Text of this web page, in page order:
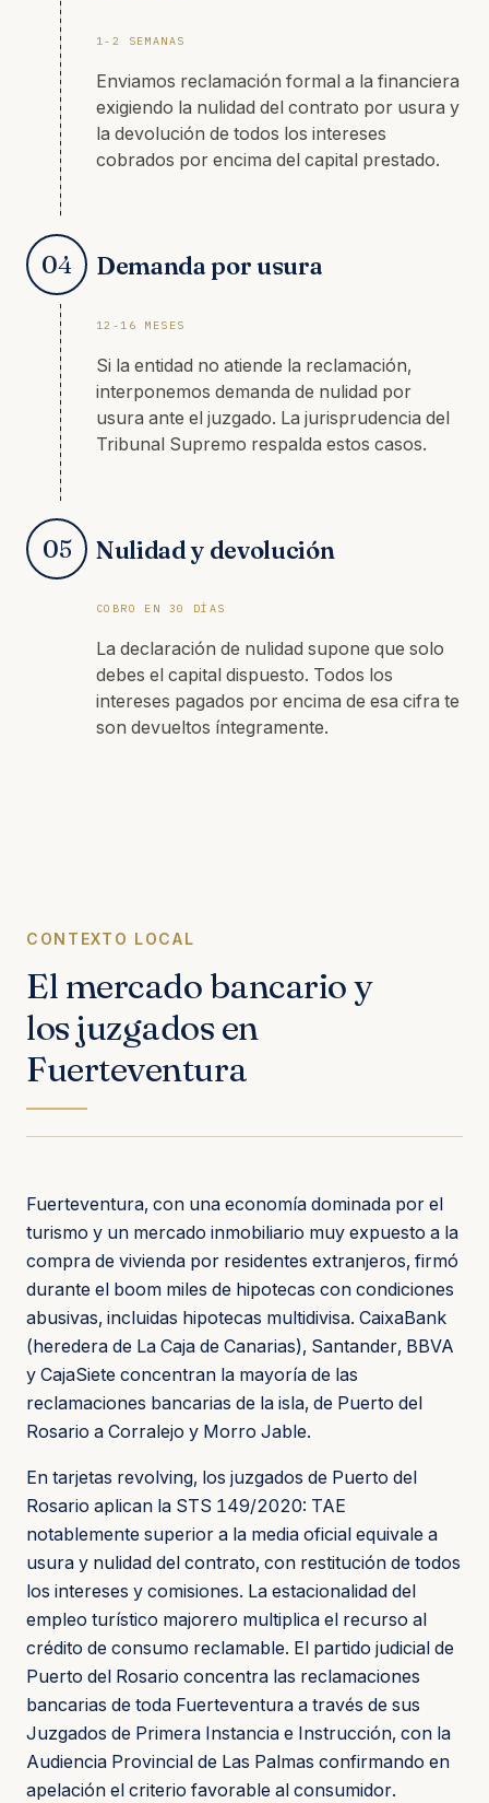
1-2 SEMANAS
Enviamos reclamación formal a la financiera
exigiendo la nulidad del contrato por usura y
la devolución de todos los intereses
cobrados por encima del capital prestado.
04 Demanda por usura
12-16 MESES
Si la entidad no atiende la reclamación,
interponemos demanda de nulidad por
usura ante el juzgado. La jurisprudencia del
Tribunal Supremo respalda estos casos.
05 Nulidad y devolución
COBRO EN 30 DÍAS
La declaración de nulidad supone que solo
debes el capital dispuesto. Todos los
intereses pagados por encima de esa cifra te
son devueltos íntegramente.
CONTEXTO LOCAL
El mercado bancario y
los juzgados en
Fuerteventura
Fuerteventura, con una economía dominada por el
turismo y un mercado inmobiliario muy expuesto a la
compra de vivienda por residentes extranjeros, firmó
durante el boom miles de hipotecas con condiciones
abusivas, incluidas hipotecas multidivisa. CaixaBank
(heredera de La Caja de Canarias), Santander, BBVA
y CajaSiete concentran la mayoría de las
reclamaciones bancarias de la isla, de Puerto del
Rosario a Corralejo y Morro Jable.
En tarjetas revolving, los juzgados de Puerto del
Rosario aplican la STS 149/2020: TAE
notablemente superior a la media oficial equivale a
usura y nulidad del contrato, con restitución de todos
los intereses y comisiones. La estacionalidad del
empleo turístico majorero multiplica el recurso al
crédito de consumo reclamable. El partido judicial de
Puerto del Rosario concentra las reclamaciones
bancarias de toda Fuerteventura a través de sus
Juzgados de Primera Instancia e Instrucción, con la
Audiencia Provincial de Las Palmas confirmando en
apelación el criterio favorable al consumidor.